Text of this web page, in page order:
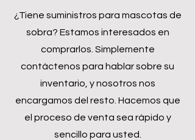
¿Tiene suministros para mascotas de
sobra? Estamos interesados en
comprarlos. Simplemente
contáctenos para hablar sobre su
inventario, y nosotros nos
encargamos del resto. Hacemos que
el proceso de venta sea rápido y
sencillo para usted.